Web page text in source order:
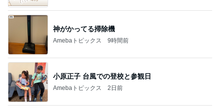
神がかってる掃除機
Amebaトピックス 9時間前
小原正子 台風での登校と参観日
Amebaトピックス 2日前